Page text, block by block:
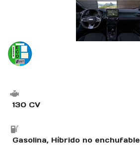
130 CV
Gasolina, Híbrido no enchufable